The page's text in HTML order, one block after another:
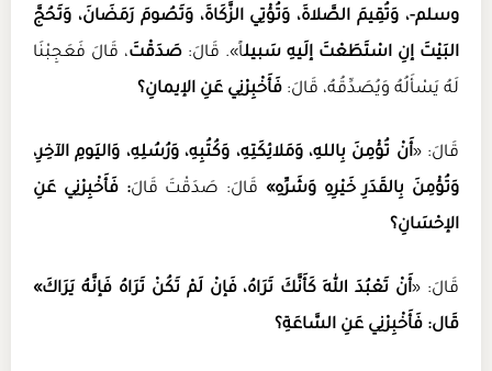
وسلم-، وَتُقِيمَ الصَّلاةَ، وَتُؤْتِي الزَّكَاةَ، وَتَصُومَ رَمَضَانَ، وَتَحُجَّ
البَيْتَ إنِ اسْتَطَعْتَ إلَيهِ سَبيلاً». قَالَ: صَدَقْتَ، قَالَ فَعَجِبْنَا
لَهُ يَسْأَلُهُ وَيُصَدِّقُهُ، قَالَ: فَأَخْبِرْنِي عَنِ الإيمانِ؟
قَالَ: «أَنْ تُؤْمِنَ بِاللهِ، وَمَلائِكَتِهِ، وَكُتُبِهِ، وَرُسُلِهِ، وَاليَومِ الآخِرِ،
وَتُؤْمِنَ بِالقَدَرِ خَيْرِهِ وَشَرِّهِ» قَالَ: صَدَقْتَ قَالَ: فَأَخْبِرْنِي عَنِ
الإحْسَانِ؟
قَالَ: «أَنْ تَعْبُدَ اللهَ كَأَنَّكَ تَرَاهُ، فَإنْ لَمْ تَكُنْ تَرَاهُ فَإنَّهُ يَرَاكَ»
قَال: فَأَخْبِرْنِي عَنِ السَّاعَةِ؟